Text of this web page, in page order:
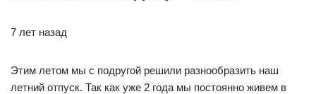
7 лет назад
Этим летом мы с подругой решили разнообразить наш
летний отпуск. Так как уже 2 года мы постоянно живем в